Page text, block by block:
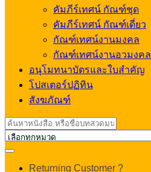
คัมภีร์เทศน์ กัณฑ์ชุด
คัมภีร์เทศน์ กัณฑ์เดี่ยว
กัณฑ์เทศน์งานมงคล
กัณฑ์เทศน์งานอวมงคล
อนุโมทนาบัตรและใบสำคัญ
โปสเตอร์ปฏิทิน
สังฆภัณฑ์
Search
for:
Returning Customer ?